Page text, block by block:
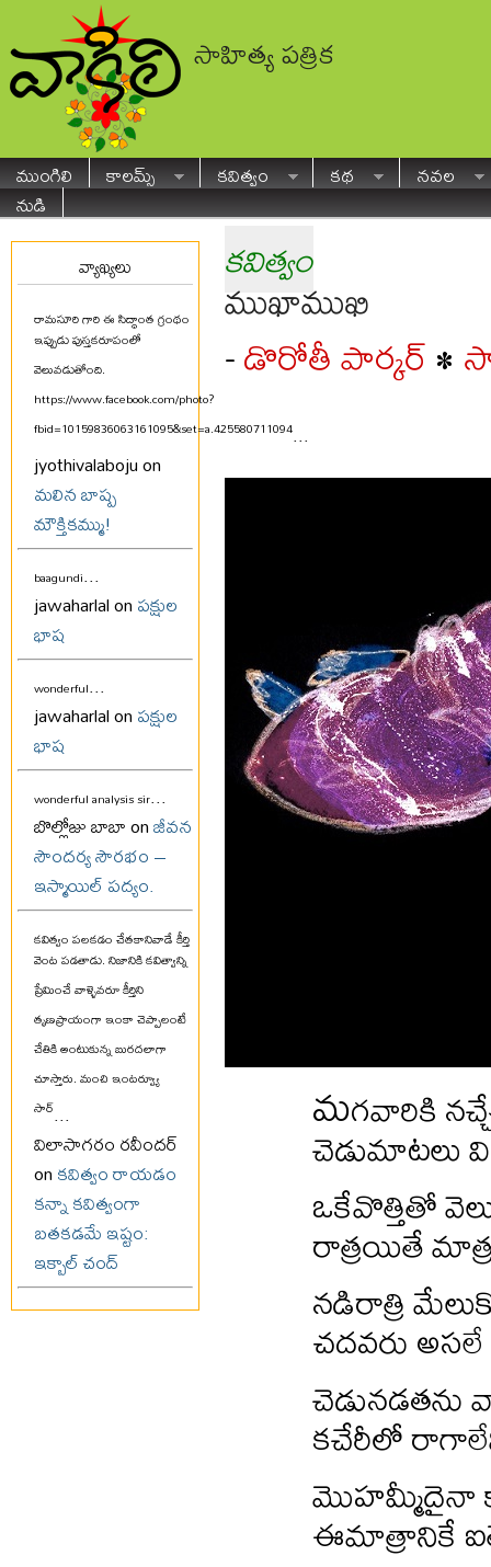
సాహిత్య పత్రిక
ముంగిలి కాలమ్స్ కవిత్వం కథ
నవల
నుడి
వ్యాఖ్యలు
రామసూరి గారి ఈ సిద్ధాంత గ్రంథం
ఇప్పుడు పుస్తకరూపంలో
వెలువడుతోంది.
https://www.facebook.com/photo?
fbid=10159836063161095&set=a.425580711094...
jyothivalaboju on
మలిన బాష్ప
మౌక్తికమ్ము!
baagundi...
jawaharlal onపక్షుల
భాష
wonderful...
jawaharlal onపక్షుల
భాష
wonderful analysis sir...
బొల్లోజు బాబా onజీవన
సౌందర్య సౌరభం –
ఇస్మాయిల్ పద్యం.
కవిత్వం పలకడం చేతకానివాడే కీర్తి
వెంట పడతాడు. నిజానికి కవిత్వాన్ని
ప్రేమించే వాళ్ళెవరూ కీర్తిని
తృణప్రాయంగా ఇంకా చెప్పాలంటే
చేతికి అంటుకున్న బురదలాగా
చూస్తారు. మంచి ఇంటర్వ్యూ
సార్...
విలాసాగరం రవీందర్
onకవిత్వం రాయడం
కన్నా కవిత్వంగా
బతకడమే ఇష్టం:
ఇక్బాల్ చంద్
కవిత్వం
ముఖాముఖి
-డొరోతీ పార్కర్•
మగవారికి
చెడుమాటలు
ఒకేవొత్తితో
రాత్రయితే
నడిరాత్రి
చదవరు అసలే
చెడునడతను
కచేరీలో
మొహమ్మీదైనా
ఈమాత్రానికే